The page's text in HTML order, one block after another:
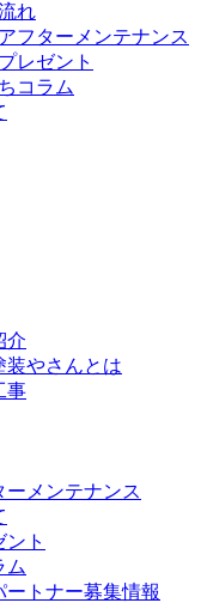
れ
フターメンテナンス
レゼント
コラム
介
装やさんとは
事
ーメンテナンス
ト
ム
ートナー募集情報